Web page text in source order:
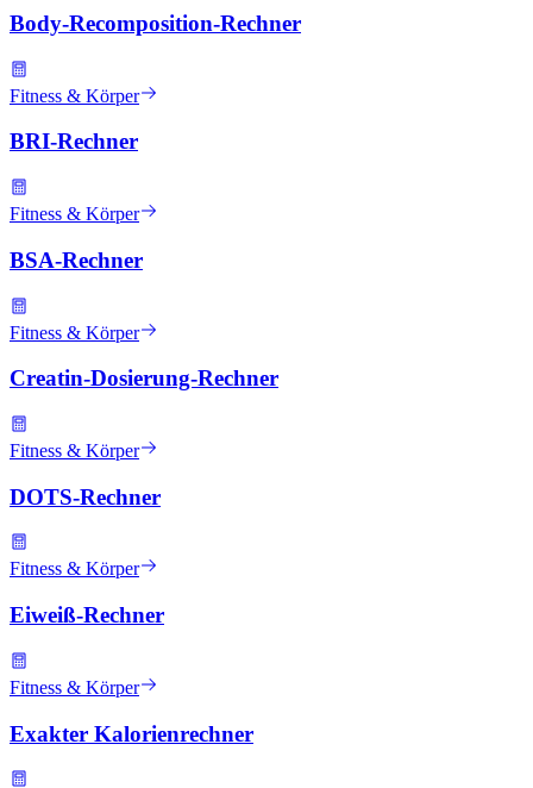
Body-Recomposition-Rechner
Fitness & Körper
BRI-Rechner
Fitness & Körper
BSA-Rechner
Fitness & Körper
Creatin-Dosierung-Rechner
Fitness & Körper
DOTS-Rechner
Fitness & Körper
Eiweiß-Rechner
Fitness & Körper
Exakter Kalorienrechner